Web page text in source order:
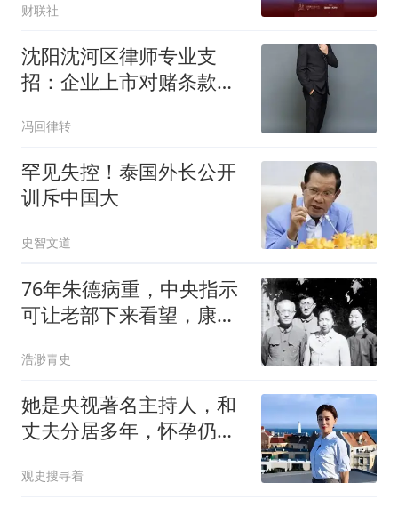
财联社
沈阳沈河区律师专业支
招：企业上市对赌条款清
冯回律转
罕见失控！泰国外长公开
训斥中国大
史智文道
76年朱德病重，中央指示
可让老部下来看望，康克
浩渺青史
她是央视著名主持人，和
丈夫分居多年，怀孕仍上
观史搜寻着